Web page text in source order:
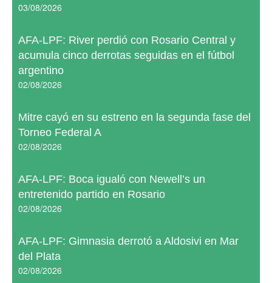
03/08/2026
AFA-LPF: River perdió con Rosario Central y
acumula cinco derrotas seguidas en el fútbol
argentino
02/08/2026
Mitre cayó en su estreno en la segunda fase del
Torneo Federal A
02/08/2026
AFA-LPF: Boca igualó con Newell’s un
entretenido partido en Rosario
02/08/2026
AFA-LPF: Gimnasia derrotó a Aldosivi en Mar
del Plata
02/08/2026